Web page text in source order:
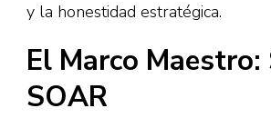
y la honestidad estratégica.
El Marco Maestro:
SOAR